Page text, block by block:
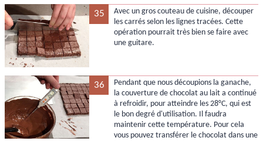
35
Avec un gros couteau de cuisine, découper
les carrés selon les lignes tracées. Cette
opération pourrait très bien se faire avec
une guitare.
36
Pendant que nous découpions la ganache,
la couverture de chocolat au lait a continué
à refroidir, pour atteindre les 28°C, qui est
le bon degré d'utilisation. Il faudra
maintenir cette température. Pour cela
vous pouvez transférer le chocolat dans une